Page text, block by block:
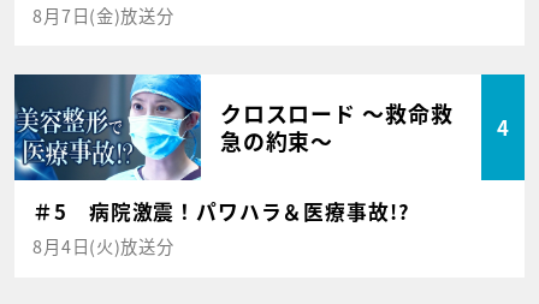
8月7日(金)放送分
クロスロード ～救命救
急の約束～
4
＃5 病院激震！パワハラ＆医療事故!?
8月4日(火)放送分